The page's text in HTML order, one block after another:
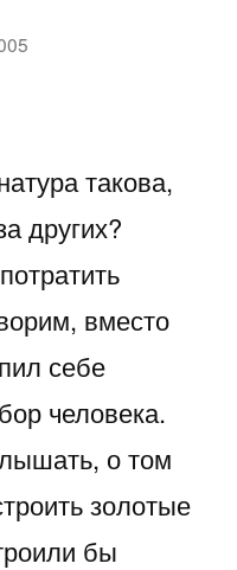
такова,
других?
вместо
себе
человека.
о том
золотые
бы